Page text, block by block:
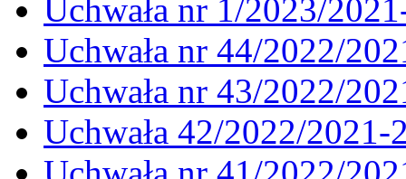
Uchwała nr 1/2023/
Uchwała nr 44/2022/
Uchwała nr 43/2022/
Uchwała 42/2022/2021-